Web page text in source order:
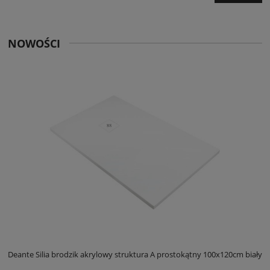
NOWOŚCI
Deante Silia brodzik akrylowy struktura A prostokątny 100x120cm biały